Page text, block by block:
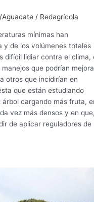
Aguacate / Redagrícola
mínimas han
y de los volúmenes totales
difícil lidiar contra el clima,
que podrían
otros que incidirían en
que están estudiando
cargando más fruta,
vez más densos y en
de aplicar reguladores de